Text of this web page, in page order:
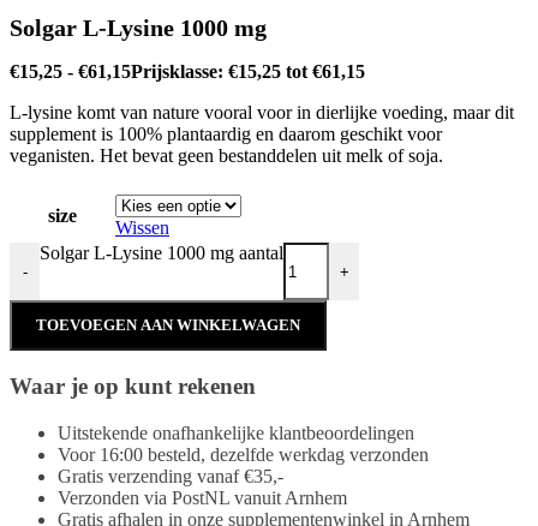
Solgar L-Lysine 1000 mg
€15,25 - €61,15Prijsklasse: €15,25 tot €61,15
L-lysine komt van nature vooral voor in dierlijke voeding, maar dit
supplement is 100% plantaardig en daarom geschikt voor
veganisten. Het bevat geen bestanddelen uit melk of soja.
size
Wissen
-
Solgar L-Lysine 1000 mg aantal
+
TOEVOEGEN AAN WINKELWAGEN
Waar je op kunt rekenen
Uitstekende onafhankelijke klantbeoordelingen
Voor 16:00 besteld, dezelfde werkdag verzonden
Gratis verzending vanaf €35,-
Verzonden via PostNL vanuit Arnhem
Gratis afhalen in onze supplementenwinkel in Arnhem